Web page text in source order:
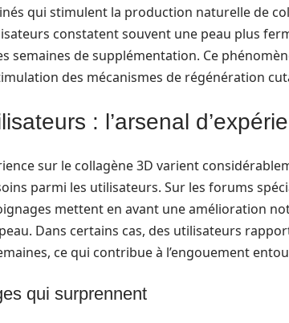
qui stimulent la production naturelle de
constatent souvent une peau plus
semaines de supplémentation. Ce
des mécanismes de régénération
: l’arsenal
sur le collagène 3D varient
parmi les utilisateurs. Sur les forums
mettent en avant une amélioration
Dans certains cas, des utilisateurs
ce qui contribue à l’engouement
qui surprennent